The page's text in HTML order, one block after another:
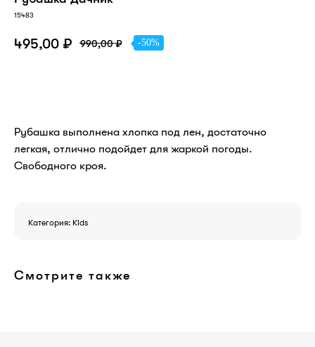
15483
495,00 ₽ 990,00 ₽ -50%
Рубашка выполнена хлопка под лен, достаточно
легкая, отлично подойдет для жаркой погоды.
Свободного кроя.
Категория: Kids
Смотрите также